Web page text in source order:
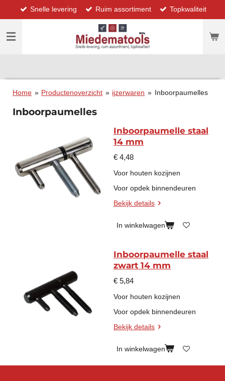
direct
naar
hoofdinhoud
Snelle levering Ruim assortiment Topkwaliteit
Home » Productenoverzicht » ijzerwaren » Inboorpaumelles
Inboorpaumelles
Inboorpaumelle staal
14 mm
€ 4,48
Voor houten kozijnen
Voor opdek binnendeuren
Bekijk details
In winkelwagen
Inboorpaumelle staal
zwart 14 mm
€ 5,84
Voor houten kozijnen
Voor opdek binnendeuren
Bekijk details
In winkelwagen